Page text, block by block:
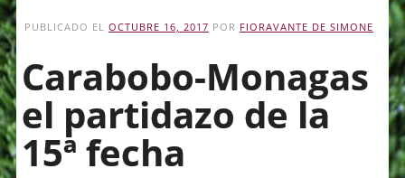
PUBLICADO EL OCTUBRE 16, 2017 POR FIORAVANTE DE SIMONE
Carabobo-Monagas
el partidazo de la
15ª fecha